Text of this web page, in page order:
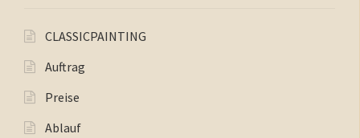
CLASSICPAINTING
Auftrag
Preise
Ablauf